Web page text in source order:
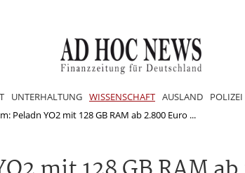
UNTERHALTUNG WISSENSCHAFT AUSLAND POLIZEI
Peladn YO2 mit 128 GB RAM ab 2.800 Euro ...